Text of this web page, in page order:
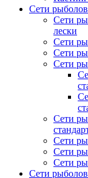
Сети
Сети
лески
Сети
Сети
Сети
Сети
Сети
Сети
Сети
Сети